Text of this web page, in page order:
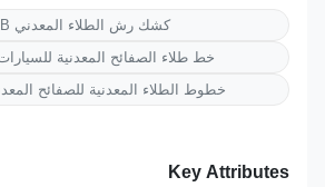
كشك رش الطلاء المعدني BZB
خط طلاء الصفائح المعدنية للسيارات 10 دقائق
خطوط الطلاء المعدنية للصفائح المعدنية 10 دقائق
Key Attributes